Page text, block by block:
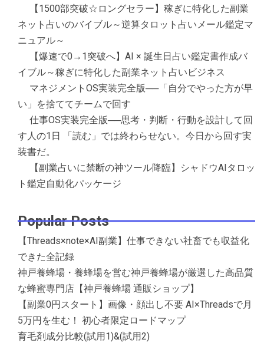
【1500部突破☆ロングセラー】稼ぎに特化した副業
ネット占いのバイブル～逆算タロット占いメール鑑定マ
ニュアル～
【爆速で0→1突破へ】AI × 誕生日占い鑑定書作成バ
イブル～稼ぎに特化した副業ネット占いビジネス
マネジメントOS実装完全版──「自分でやった方が早
い」を捨ててチームで回す
仕事OS実装完全版──思考・判断・行動を設計して回
す人の1日 「読む」では終わらせない。今日から回す実
装書だ。
【副業占いに禁断の神ツール降臨】シャドウAIタロッ
ト鑑定自動化パッケージ
Popular Posts
【Threads×note×AI副業】仕事できない社畜でも収益化
できた全記録
神戸養蜂場・養蜂場を営む神戸養蜂場が厳選した高品質
な蜂蜜専門店【神戸養蜂場 通販ショップ】
【副業0円スタート】画像・顔出し不要 AI×Threadsで月
5万円を生む！ 初心者限定ロードマップ
育毛剤成分比較(試用1)&(試用2)